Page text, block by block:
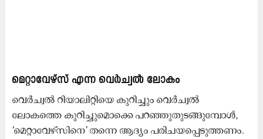
മെറ്റാവേഴ്സ് എന്ന വെർച്വൽ ലോകം
വെർച്വൽ റിയാലിറ്റിയെ കുറിച്ചും വെർച്വൽ
ലോകത്തെ കുറിച്ചുമൊക്കെ പറഞ്ഞുതുടങ്ങുമ്പോൾ,
‘മെറ്റാവേഴ്സിനെ’ തന്നെ ആദ്യം പരിചയപ്പെടുത്തണം.